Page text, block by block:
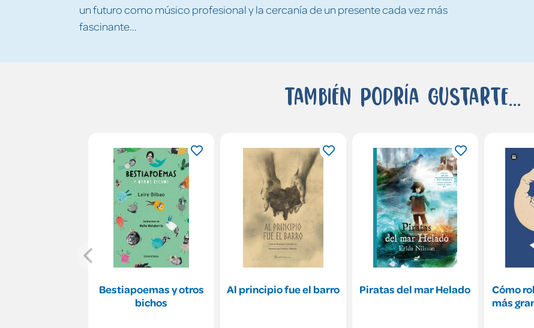
un futuro como músico profesional y la cercanía de un presente cada vez más
fascinante...
También podría gustarte...
Bestiapoemas y otros
bichos
Al principio fue el barro Piratas del mar Helado
Cómo
más